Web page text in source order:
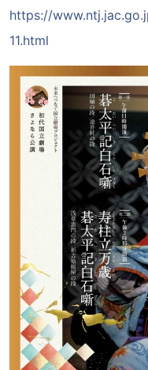
https://
11.html